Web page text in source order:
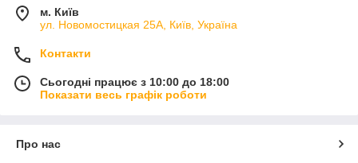
м. Київ
ул. Новомостицкая 25А, Київ, Україна
Контакти
Сьогодні працює з 10:00 до 18:00
Показати весь графік роботи
Про нас